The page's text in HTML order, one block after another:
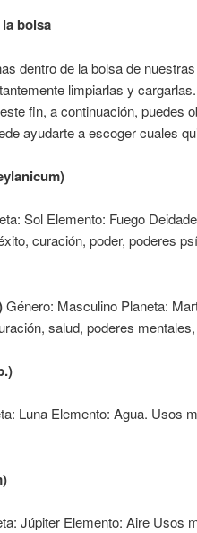
bolsa
dentro de la bolsa de
limpiarlas y
fin, a continuación, puedes
ayudarte a escoger cuales
Sol Elemento: Fuego
curación, poder, poderes
Género: Masculino Planeta:
salud, poderes
Luna Elemento: Agua. Usos
Júpiter Elemento: Aire Usos